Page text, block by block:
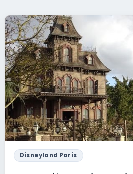
Disneyland Paris